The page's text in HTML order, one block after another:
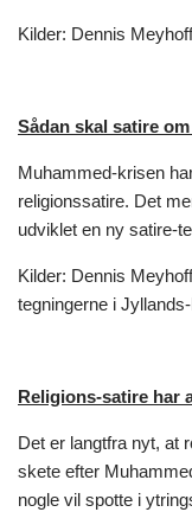
Kilder: Dennis
Sådan skal satire
Muhammed-krisen
religionssatire. Det
udviklet en ny satire-
Kilder: Dennis
tegningerne i
Religions-satire har
Det er langtfra nyt, at
skete efter
nogle vil spotte i